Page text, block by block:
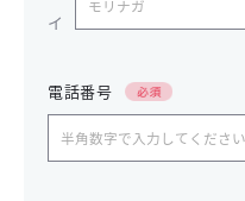
イ
電話番号